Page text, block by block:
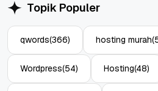
Topik Populer
qwords(366) hosting murah
Wordpress(54) Hosting(48)